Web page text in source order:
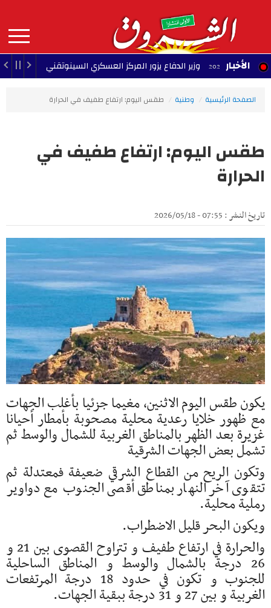
contenu
principal
MAIN
NAVIGATION الأخباروزير الدفاع يزور المركز العسكري السينوتقني 23:05 - 2026/08/07
الصفحة الرئيسية وطنية طقس اليوم: ارتفاع طفيف في الحرارة
طقس اليوم: ارتفاع طفيف في
الحرارة
تاريخ النشر : 07:55 - 2026/05/18
يكون طقس اليوم الاثنين، مغيما جزئيا بأغلب الجهات
مع ظهور خلايا رعدية محلية مصحوبة بأمطار أحيانا
غزيرة بعد الظهر بالمناطق الغربية للشمال والوسط ثم
تشمل بعض الجهات الشرقية
وتكون الريح من القطاع الشرقي ضعيفة فمعتدلة ثم
تتقوى آخر النهار بمناطق أقصى الجنوب مع دواوير
رملية محلية.
ويكون البحر قليل الاضطراب.
والحرارة في ارتفاع طفيف و تتراوح القصوى بين 21 و
26 درجة بالشمال والوسط و المناطق الساحلية
للجنوب و تكون في حدود 18 درجة المرتفعات
الغربية و بين 27 و 31 درجة ببقية الجهات.